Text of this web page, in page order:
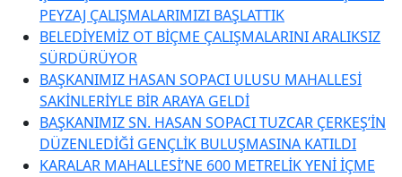
PEYZAJ ÇALIŞMALARIMIZI BAŞLATTIK
BELEDİYEMİZ OT BİÇME ÇALIŞMALARINI ARALIKSIZ
SÜRDÜRÜYOR
BAŞKANIMIZ HASAN SOPACI ULUSU MAHALLESİ
SAKİNLERİYLE BİR ARAYA GELDİ
BAŞKANIMIZ SN. HASAN SOPACI TUZCAR ÇERKEŞ’İN
DÜZENLEDİĞİ GENÇLİK BULUŞMASINA KATILDI
KARALAR MAHALLESİ’NE 600 METRELİK YENİ İÇME